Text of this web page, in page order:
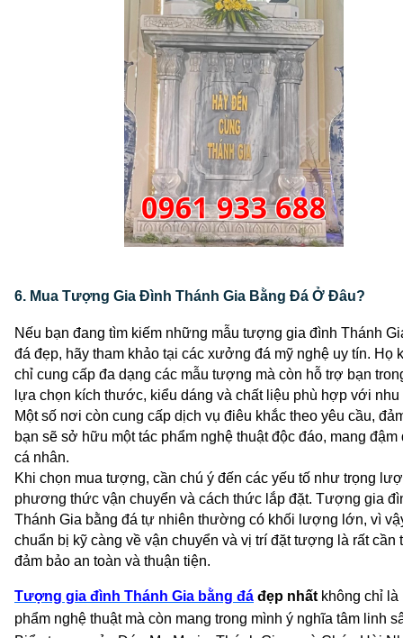
6. Mua Tượng Gia Đình Thánh Gia Bằng Đá Ở Đâu?
Nếu bạn đang tìm kiếm những mẫu tượng gia đình Thánh
đá đẹp, hãy tham khảo tại các xưởng đá mỹ nghệ uy tín. Họ
chỉ cung cấp đa dạng các mẫu tượng mà còn hỗ trợ bạn
lựa chọn kích thước, kiểu dáng và chất liệu phù hợp với nhu
Một số nơi còn cung cấp dịch vụ điêu khắc theo yêu cầu,
bạn sẽ sở hữu một tác phẩm nghệ thuật độc đáo, mang đậm
cá nhân.
Khi chọn mua tượng, cần chú ý đến các yếu tố như trọng
phương thức vận chuyển và cách thức lắp đặt. Tượng gia
Thánh Gia bằng đá tự nhiên thường có khối lượng lớn, vì
chuẩn bị kỹ càng về vận chuyển và vị trí đặt tượng là rất cần
đảm bảo an toàn và thuận tiện.
Tượng gia đình Thánh Gia bằng đá đẹp nhất không chỉ là
phẩm nghệ thuật mà còn mang trong mình ý nghĩa tâm linh